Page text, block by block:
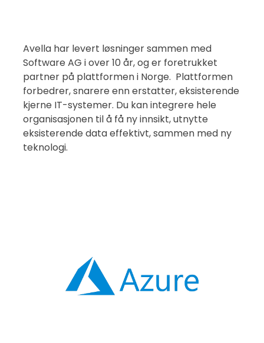
Avella har levert løsninger sammen med
Software AG i over 10 år, og er foretrukket
partner på plattformen i Norge. Plattformen
forbedrer, snarere enn erstatter, eksisterende
kjerne IT-systemer. Du kan integrere hele
organisasjonen til å få ny innsikt, utnytte
eksisterende data effektivt, sammen med ny
teknologi.